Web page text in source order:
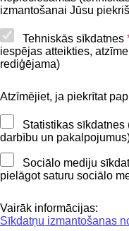
izmantošanai Jūsu
Tehniskās sīkdatnes
iespējas atteikties,
rediģējama)
Atzīmējiet, ja piekrītat
Statistikas
darbību un
Sociālo mediju
pielāgot saturu sociālo
Vairāk informācijas:
Sīkdatņu izmantošanas
BIS